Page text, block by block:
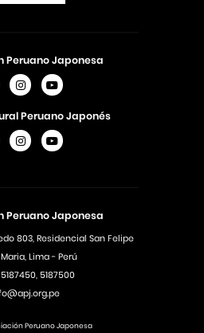
Peruano Japonesa
803, Residencial San Felipe
Lima - Perú
5187450, 5187500
Peruano Japonesa
Peruano Japonés
Peruano Japonesa